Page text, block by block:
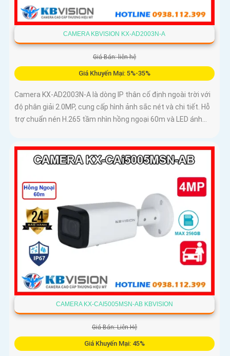
CAMERA KBVISION KX-AD2003N-A
Giá Bán: liên hệ
Giá Khuyến Mại: 5%-35%
Camera KX-AD2003N-A là dòng IP thân cố định ngoài trời với
độ phân giải 2.0MP, cung cấp hình ảnh sắc nét và chi tiết. Hỗ
trợ chuẩn nén H.265 tầm nhìn hồng ngoại 60m và LED ánh...
CAMERA KX-CAI5005MSN-AB KBVISION
Giá Bán: Liên Hệ
Giá Khuyến Mại: 45%